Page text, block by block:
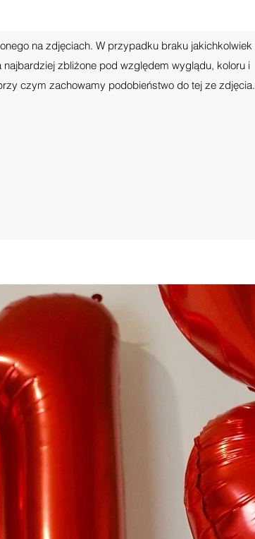
na zdjęciach. W przypadku braku jakichkolwiek
zbliżone pod względem wyglądu, koloru i
czym zachowamy podobieństwo do tej ze zdjęcia.